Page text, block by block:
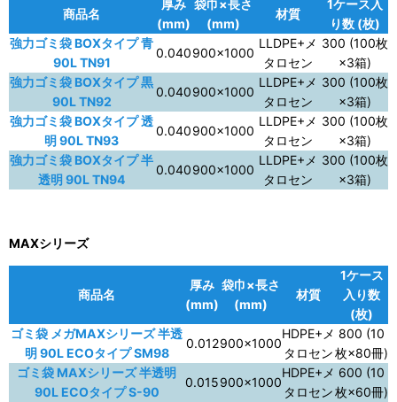
商品名
厚み
(mm)
袋巾×長さ
(mm)
材質
1ケース入
り数 (枚)
強力ゴミ袋 BOXタイプ 青
90L TN91
0.040900×1000
LLDPE+メ
タロセン
300 (100枚
×3箱)
強力ゴミ袋 BOXタイプ 黒
90L TN92
0.040900×1000
LLDPE+メ
タロセン
300 (100枚
×3箱)
強力ゴミ袋 BOXタイプ 透
明 90L TN93
0.040900×1000
LLDPE+メ
タロセン
300 (100枚
×3箱)
強力ゴミ袋 BOXタイプ 半
透明 90L TN94
0.040900×1000
LLDPE+メ
タロセン
300 (100枚
×3箱)
MAXシリーズ
商品名
厚み
(mm)
袋巾×長さ
(mm)
材質
1ケース
入り数
(枚)
ゴミ袋 メガMAXシリーズ 半透
明 90L ECOタイプ SM98
0.012900×1000
HDPE+メ
タロセン
800 (10
枚×80冊)
ゴミ袋 MAXシリーズ 半透明
90L ECOタイプ S-90
0.015900×1000
HDPE+メ
タロセン
600 (10
枚×60冊)